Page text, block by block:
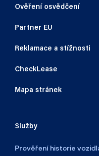
Ověření osvědčení
Partner EU
Reklamace a stížnosti
CheckLease
Mapa stránek
Služby
Prověření historie